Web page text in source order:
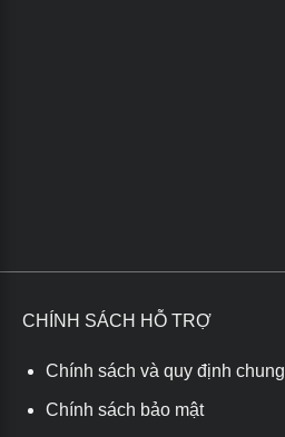
CHÍNH SÁCH HỖ TRỢ
Chính sách và quy định chung
Chính sách bảo mật